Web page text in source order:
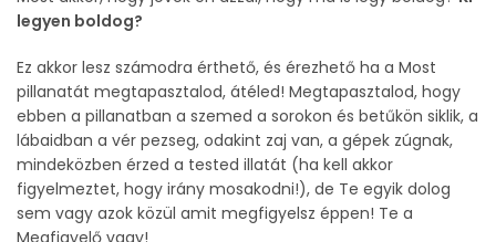
legyen boldog?
Ez akkor lesz számodra érthető, és érezhető ha a Most
pillanatát megtapasztalod, átéled! Megtapasztalod, hogy
ebben a pillanatban a szemed a sorokon és betűkön siklik, a
lábaidban a vér pezseg, odakint zaj van, a gépek zúgnak,
mindeközben érzed a tested illatát (ha kell akkor
figyelmeztet, hogy irány mosakodni!), de Te egyik dolog
sem vagy azok közül amit megfigyelsz éppen! Te a
Megfigyelő vagy!